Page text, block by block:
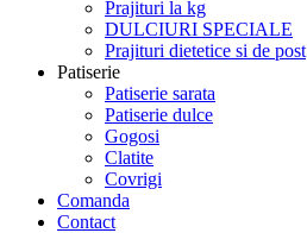
Prajituri la kg
DULCIURI SPECIALE
Prajituri dietetice si de post
Patiserie
Patiserie sarata
Patiserie dulce
Gogosi
Clatite
Covrigi
Comanda
Contact